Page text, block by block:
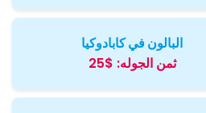
البالون في كابادوكيا
ثمن الجوله: $25